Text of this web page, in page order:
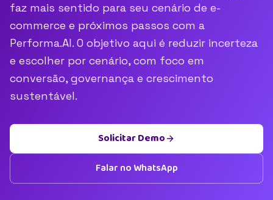
faz mais sentido para seu cenário de e-
commerce e próximos passos com a
Performa.AI. O objetivo aqui é reduzir incerteza
e escolher por cenário, com foco em
conversão, governança e crescimento
sustentável.
Solicitar Demo
Falar no WhatsApp